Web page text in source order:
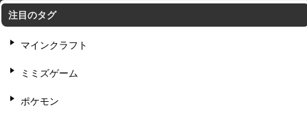
注目のタグ
マインクラフト
ミミズゲーム
ポケモン